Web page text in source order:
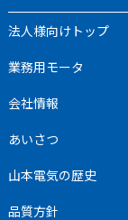
法人様向けトップ
業務用モータ
会社情報
あいさつ
山本電気の歴史
品質⽅針